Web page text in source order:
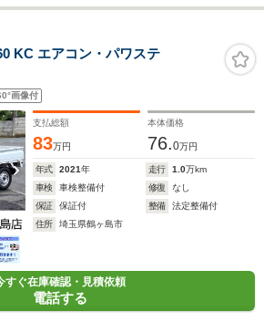
KC エアコン・パワステ
画像付
支払総額
83万円
本体価格
76.0万円
年式 2021年 走行 1.0万km
車検
車検整備付 修復
なし
保証
保証付 整備
法定整備付
住所
埼玉県鶴ヶ島市
すぐ在庫確認・見積依頼
電話する